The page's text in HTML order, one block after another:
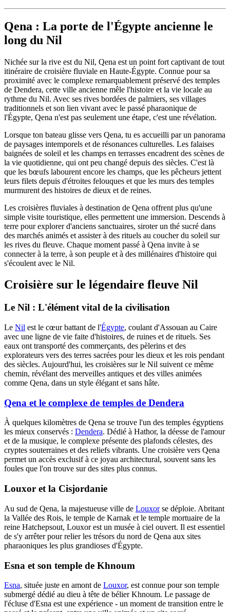
Qena : La porte de l'Égypte ancienne le
long du Nil
Nichée sur la rive est du Nil, Qena est un point fort captivant de tout
itinéraire de croisière fluviale en Haute-Égypte. Connue pour sa
proximité avec le complexe remarquablement préservé des temples
de Dendera, cette ville ancienne mêle l'histoire et la vie locale au
rythme du Nil. Avec ses rives bordées de palmiers, ses villages
traditionnels et son lien vivant avec le passé pharaonique de
l'Égypte, Qena n'est pas seulement une étape, c'est une révélation.
Lorsque ton bateau glisse vers Qena, tu es accueilli par un panorama
de paysages intemporels et de résonances culturelles. Les falaises
baignées de soleil et les champs en terrasses encadrent des scènes de
la vie quotidienne, qui ont peu changé depuis des siècles. C'est là
que les bœufs labourent encore les champs, que les pêcheurs jettent
leurs filets depuis d'étroites felouques et que les murs des temples
murmurent des histoires de dieux et de reines.
Les croisières fluviales à destination de Qena offrent plus qu'une
simple visite touristique, elles permettent une immersion. Descends à
terre pour explorer d'anciens sanctuaires, siroter un thé sucré dans
des marchés animés et assister à des rituels au coucher du soleil sur
les rives du fleuve. Chaque moment passé à Qena invite à se
connecter à la terre, à son peuple et à des millénaires d'histoire qui
s'écoulent avec le Nil.
Croisière sur le légendaire fleuve Nil
Le Nil : L'élément vital de la civilisation
Le Nil est le cœur battant de l'Égypte, coulant d'Assouan au Caire
avec une ligne de vie faite d'histoires, de ruines et de rituels. Ses
eaux ont transporté des commerçants, des pèlerins et des
explorateurs vers des terres sacrées pour les dieux et les rois pendant
des siècles. Aujourd'hui, les croisières sur le Nil suivent ce même
chemin, révélant des merveilles antiques et des villes animées
comme Qena, dans un style élégant et sans hâte.
Qena et le complexe de temples de Dendera
À quelques kilomètres de Qena se trouve l'un des temples égyptiens
les mieux conservés : Dendera. Dédié à Hathor, la déesse de l'amour
et de la musique, le complexe présente des plafonds célestes, des
cryptes souterraines et des reliefs vibrants. Une croisière vers Qena
permet un accès exclusif à ce joyau architectural, souvent sans les
foules que l'on trouve sur des sites plus connus.
Louxor et la Cisjordanie
Au sud de Qena, la majestueuse ville de Louxorse déploie. Abritant
la Vallée des Rois, le temple de Karnak et le temple mortuaire de la
reine Hatchepsout, Louxor est un musée à ciel ouvert. Il est essentiel
de s'y arrêter pour relier les trésors du nord de Qena aux sites
pharaoniques les plus grandioses d'Égypte.
Esna et son temple de Khnoum
Esna, située juste en amont de Louxor, est connue pour son temple
submergé dédié au dieu à tête de bélier Khnoum. Le passage de
l'écluse d'Esna est une expérience - un moment de transition entre le